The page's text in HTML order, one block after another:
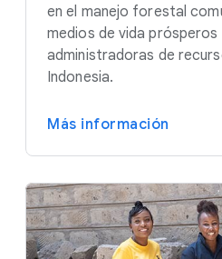
en el manejo forestal
medios de vida
administradoras de
Indonesia.
Más información